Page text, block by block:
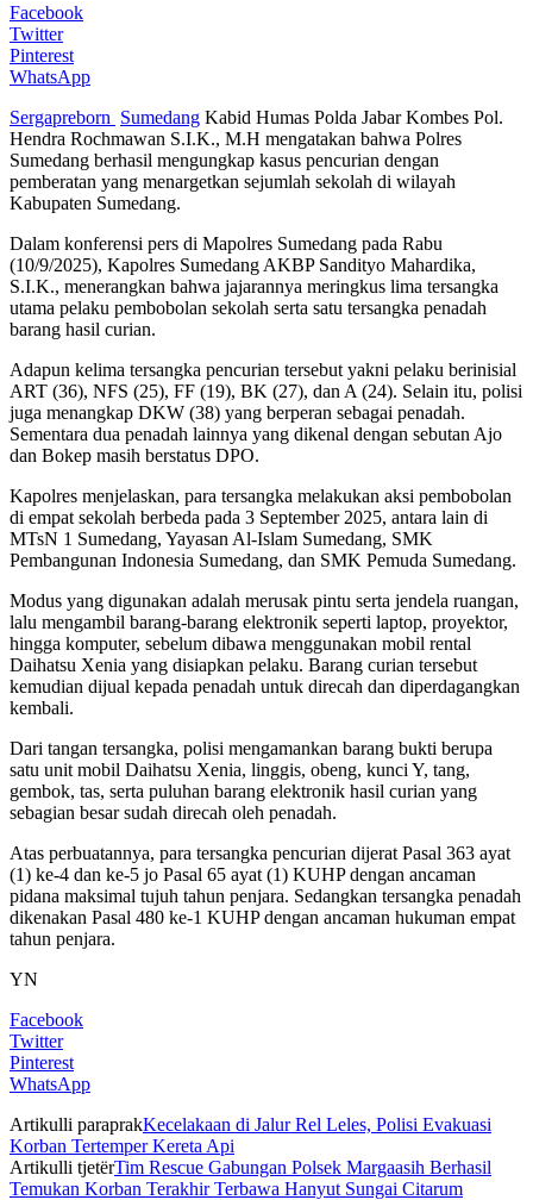
Facebook
Twitter
Pinterest
WhatsApp
Sergapreborn Sumedang Kabid Humas Polda Jabar Kombes Pol.
Hendra Rochmawan S.I.K., M.H mengatakan bahwa Polres
Sumedang berhasil mengungkap kasus pencurian dengan
pemberatan yang menargetkan sejumlah sekolah di wilayah
Kabupaten Sumedang.
Dalam konferensi pers di Mapolres Sumedang pada Rabu
(10/9/2025), Kapolres Sumedang AKBP Sandityo Mahardika,
S.I.K., menerangkan bahwa jajarannya meringkus lima tersangka
utama pelaku pembobolan sekolah serta satu tersangka penadah
barang hasil curian.
Adapun kelima tersangka pencurian tersebut yakni pelaku berinisial
ART (36), NFS (25), FF (19), BK (27), dan A (24). Selain itu, polisi
juga menangkap DKW (38) yang berperan sebagai penadah.
Sementara dua penadah lainnya yang dikenal dengan sebutan Ajo
dan Bokep masih berstatus DPO.
Kapolres menjelaskan, para tersangka melakukan aksi pembobolan
di empat sekolah berbeda pada 3 September 2025, antara lain di
MTsN 1 Sumedang, Yayasan Al-Islam Sumedang, SMK
Pembangunan Indonesia Sumedang, dan SMK Pemuda Sumedang.
Modus yang digunakan adalah merusak pintu serta jendela ruangan,
lalu mengambil barang-barang elektronik seperti laptop, proyektor,
hingga komputer, sebelum dibawa menggunakan mobil rental
Daihatsu Xenia yang disiapkan pelaku. Barang curian tersebut
kemudian dijual kepada penadah untuk direcah dan diperdagangkan
kembali.
Dari tangan tersangka, polisi mengamankan barang bukti berupa
satu unit mobil Daihatsu Xenia, linggis, obeng, kunci Y, tang,
gembok, tas, serta puluhan barang elektronik hasil curian yang
sebagian besar sudah direcah oleh penadah.
Atas perbuatannya, para tersangka pencurian dijerat Pasal 363 ayat
(1) ke-4 dan ke-5 jo Pasal 65 ayat (1) KUHP dengan ancaman
pidana maksimal tujuh tahun penjara. Sedangkan tersangka penadah
dikenakan Pasal 480 ke-1 KUHP dengan ancaman hukuman empat
tahun penjara.
YN
Facebook
Twitter
Pinterest
WhatsApp
Artikulli paraprakKecelakaan di Jalur Rel Leles, Polisi Evakuasi
Korban Tertemper Kereta Api
Artikulli tjetërTim Rescue Gabungan Polsek Margaasih Berhasil
Temukan Korban Terakhir Terbawa Hanyut Sungai Citarum